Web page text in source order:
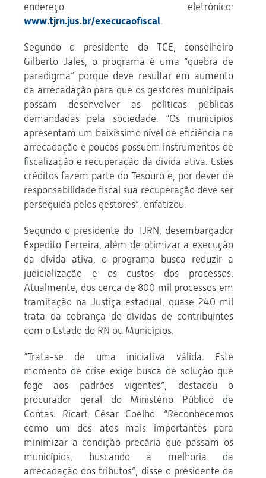
endereço eletrônico:
www.tjrn.jus.br/execucaofiscal.
Segundo o presidente do TCE, conselheiro
Gilberto Jales, o programa é uma “quebra de
paradigma” porque deve resultar em aumento
da arrecadação para que os gestores municipais
possam desenvolver as políticas públicas
demandadas pela sociedade. “Os municípios
apresentam um baixíssimo nível de eficiência na
arrecadação e poucos possuem instrumentos de
fiscalização e recuperação da divida ativa. Estes
créditos fazem parte do Tesouro e, por dever de
responsabilidade fiscal sua recuperação deve ser
perseguida pelos gestores”, enfatizou.
Segundo o presidente do TJRN, desembargador
Expedito Ferreira, além de otimizar a execução
da dívida ativa, o programa busca reduzir a
judicialização e os custos dos processos.
Atualmente, dos cerca de 800 mil processos em
tramitação na Justiça estadual, quase 240 mil
trata da cobrança de dívidas de contribuintes
com o Estado do RN ou Municípios.
“Trata-se de uma iniciativa válida. Este
momento de crise exige busca de solução que
foge aos padrões vigentes”, destacou o
procurador geral do Ministério Público de
Contas. Ricart César Coelho. “Reconhecemos
como um dos atos mais importantes para
minimizar a condição precária que passam os
municípios, buscando a melhoria da
arrecadação dos tributos”, disse o presidente da